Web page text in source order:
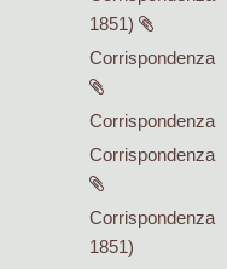
1851)
Corrispondenza
Corrispondenza
Corrispondenza
Corrispondenza
1851)